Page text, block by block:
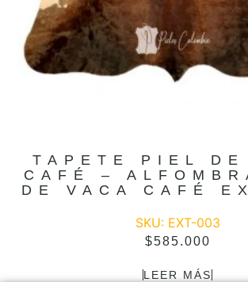
TAPETE PIEL DE
CAFÉ –
DE VACA CAFÉ
SKU: EXT-003
$585.000
LEER MÁS